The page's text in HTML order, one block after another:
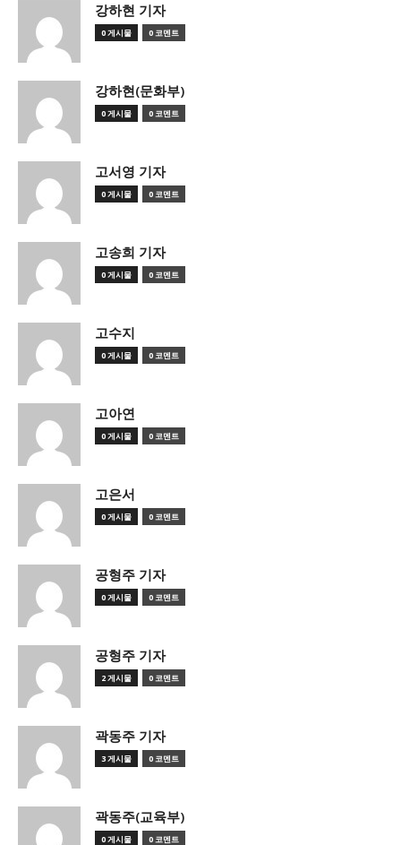
강하현 기자
0 게시물 0 코멘트
강하현(문화부)
0 게시물 0 코멘트
고서영 기자
0 게시물 0 코멘트
고송희 기자
0 게시물 0 코멘트
고수지
0 게시물 0 코멘트
고아연
0 게시물 0 코멘트
고은서
0 게시물 0 코멘트
공형주 기자
0 게시물 0 코멘트
공형주 기자
2 게시물 0 코멘트
곽동주 기자
3 게시물 0 코멘트
곽동주(교육부)
0 게시물 0 코멘트